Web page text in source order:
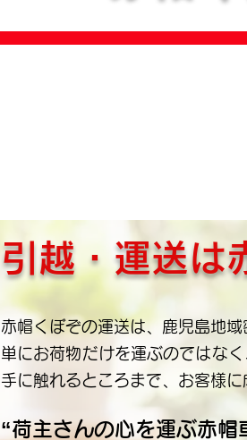
引越・運送は
赤帽くぼぞの運送は、鹿児島地
単にお荷物だけを運ぶのではな
手に触れるところまで、お客様
“荷主さんの心を運ぶ赤帽